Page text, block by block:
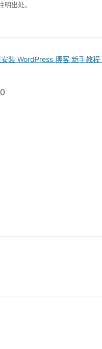
明出处。
装 WordPress 博客 新手教程